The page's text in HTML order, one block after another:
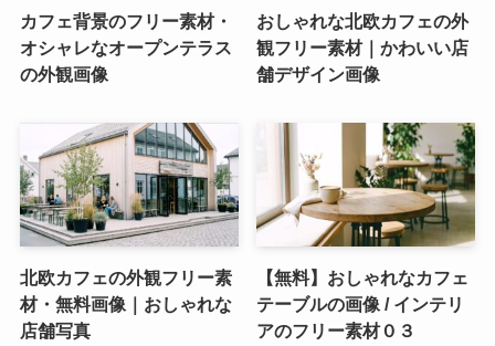
カフェ背景のフリー素材・
オシャレなオープンテラス
の外観画像
おしゃれな北欧カフェの外
観フリー素材｜かわいい店
舗デザイン画像
北欧カフェの外観フリー素
材・無料画像｜おしゃれな
店舗写真
【無料】おしゃれなカフェ
テーブルの画像 / インテリ
アのフリー素材０３